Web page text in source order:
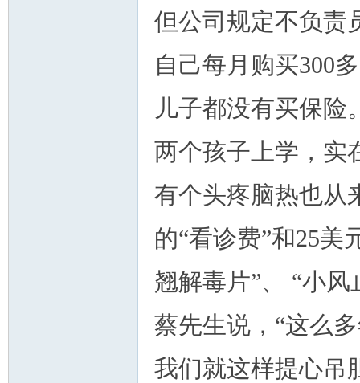
但公司规定不负责
自己每月购买300
儿子都没有买保险
两个孩子上学，实
有个头疼脑热也从
的“看诊费”和25美
翘解毒片”、 “小
蔡先生说，“这么
我们就这样提心吊